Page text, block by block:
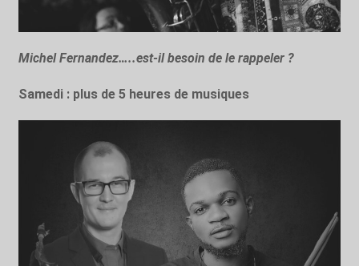
Michel Fernandez…..est-il besoin de le rappeler ?
Samedi : plus de 5 heures de musiques